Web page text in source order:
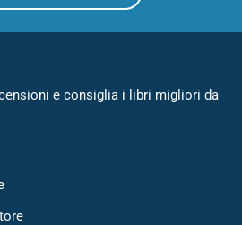
e consiglia i libri migliori da